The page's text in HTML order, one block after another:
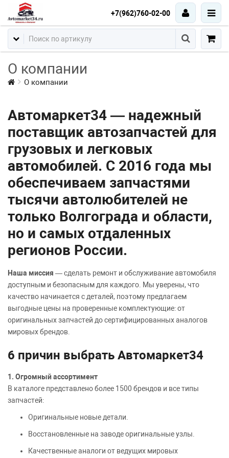
+7(962)760-02-00
О компании
О компании
Автомаркет34 — надежный
поставщик автозапчастей для
грузовых и легковых
автомобилей. С 2016 года мы
обеспечиваем запчастями
тысячи автолюбителей не
только Волгограда и области,
но и самых отдаленных
регионов России.
Наша миссия — сделать ремонт и обслуживание автомобиля
доступным и безопасным для каждого. Мы уверены, что
качество начинается с деталей, поэтому предлагаем
выгодные цены на проверенные комплектующие: от
оригинальных запчастей до сертифицированных аналогов
мировых брендов.
6 причин выбрать Автомаркет34
1. Огромный ассортимент
В каталоге представлено более 1500 брендов и все типы
запчастей:
Оригинальные новые детали.
Восстановленные на заводе оригинальные узлы.
Качественные аналоги от ведущих мировых